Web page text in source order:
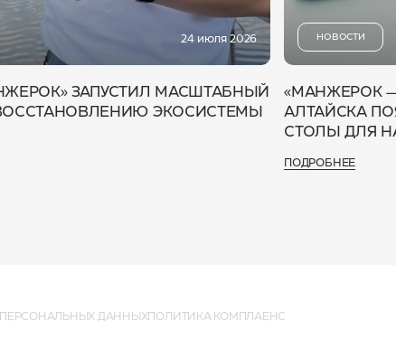
24 июля 2026
ЗАПУСТИЛ МАСШТАБНЫЙ
ЭКОСИСТЕМЫ
НОВОСТИ
«МАНЖЕРОК
АЛТАЙСКА
СТОЛЫ ДЛЯ
ПОДРОБНЕЕ
ДАННЫХ ПОЛИТИКА КОМПЛАЕНС